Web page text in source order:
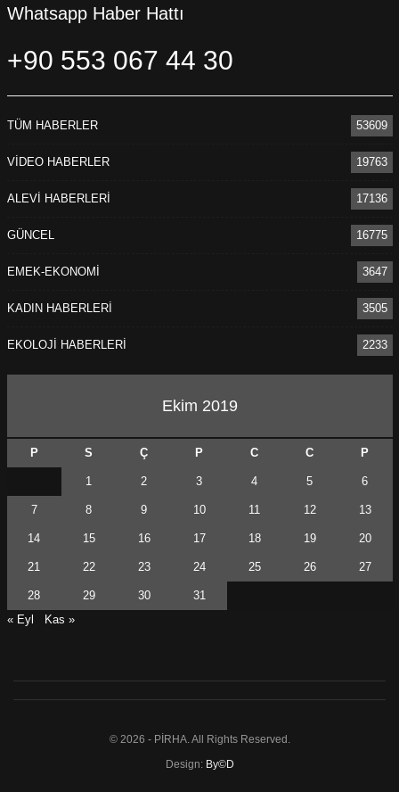
Whatsapp Haber Hattı
+90 553 067 44 30
TÜM HABERLER 53609
VİDEO HABERLER 19763
ALEVİ HABERLERİ 17136
GÜNCEL 16775
EMEK-EKONOMİ 3647
KADIN HABERLERİ 3505
EKOLOJİ HABERLERİ 2233
Ekim 2019
P S Ç P C C P
1 2 3 4 5 6
7 8 9 10 11 12 13
14 15 16 17 18 19 20
21 22 23 24 25 26 27
28 29 30
31
« Eyl
Kas »
© 2026 - PİRHA. All Rights Reserved.
Design: By©D